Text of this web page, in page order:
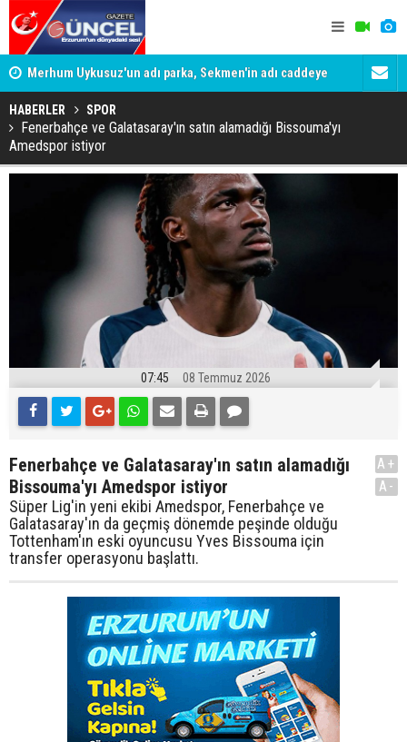
Merhum Uykusuz'un adı parka, Sekmen'in adı caddeye
verildi
HABERLER SPOR
Fenerbahçe ve Galatasaray'ın satın alamadığı Bissouma'yı
Amedspor istiyor
07:45 08 Temmuz 2026
Fenerbahçe ve Galatasaray'ın satın alamadığı
Bissouma'yı Amedspor istiyor
Süper Lig'in yeni ekibi Amedspor, Fenerbahçe ve
Galatasaray'ın da geçmiş dönemde peşinde olduğu
Tottenham'ın eski oyuncusu Yves Bissouma için
transfer operasyonu başlattı.
A+
A-